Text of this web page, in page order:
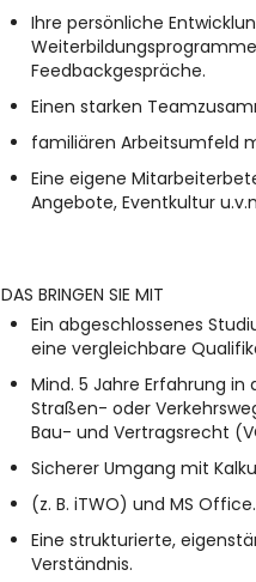
Ihre persönliche
Feedbackgespräche.
Einen starken
familiären Arbeitsumfeld
Eine eigene
Angebote, Eventkultur
DAS BRINGEN SIE MIT
Ein abgeschlossenes
eine vergleichbare
Mind. 5 Jahre Erfahrung
Straßen- oder
Bau- und Vertragsrecht
Sicherer Umgang mit
(z. B. iTWO) und MS Office.
Eine strukturierte,
Verständnis.